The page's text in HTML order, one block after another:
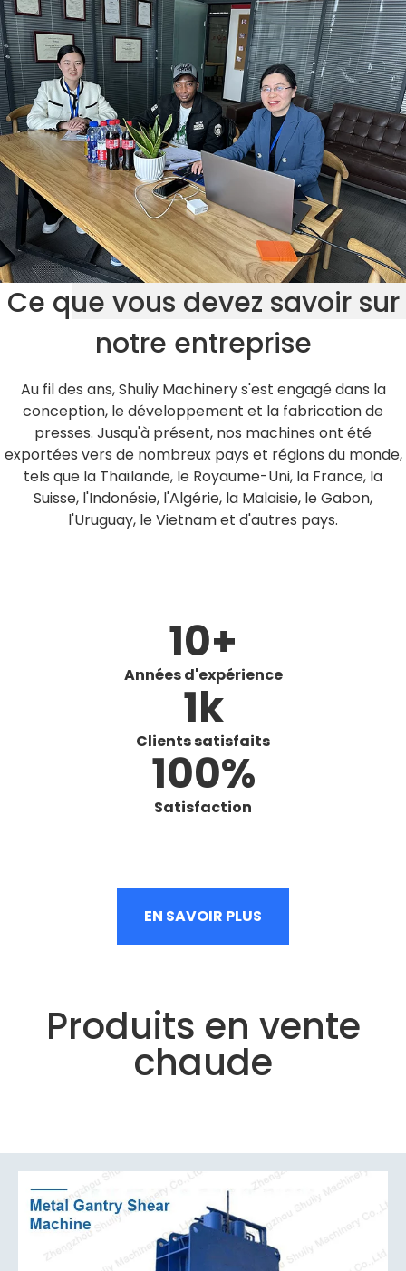
Ce que vous devez savoir sur
notre entreprise
Au fil des ans, Shuliy Machinery s'est engagé dans la
conception, le développement et la fabrication de
presses. Jusqu'à présent, nos machines ont été
exportées vers de nombreux pays et régions du monde,
tels que la Thaïlande, le Royaume-Uni, la France, la
Suisse, l'Indonésie, l'Algérie, la Malaisie, le Gabon,
l'Uruguay, le Vietnam et d'autres pays.
Années d'expérience
10+
Clients satisfaits
1k
Satisfaction
100%
EN SAVOIR PLUS
Produits en vente
chaude